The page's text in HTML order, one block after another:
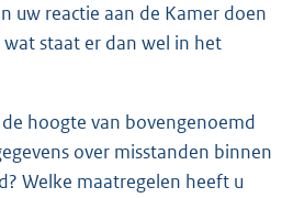
uw reactie aan de Kamer doen
staat er dan wel in het
hoogte van bovengenoemd
over misstanden binnen
Welke maatregelen heeft u